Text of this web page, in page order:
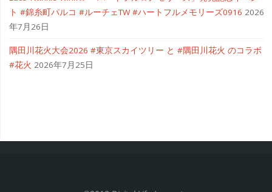
ト #錦糸町パルコ #ルーチェTW #ハートフルメモリーズ0916 2026
年7月26日
隅田川花火大会2026 #東京スカイツリー と #隅田川花火 のコラボ
#花火 2026年7月25日